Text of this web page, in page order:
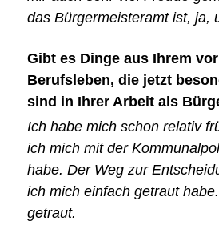
das Bürgermeisteramt ist, ja,
Gibt es Dinge aus Ihrem
Berufsleben, die jetzt
sind in Ihrer Arbeit als
Ich habe mich schon relativ
ich mich mit der
habe. Der Weg zur
ich mich einfach getraut
getraut.